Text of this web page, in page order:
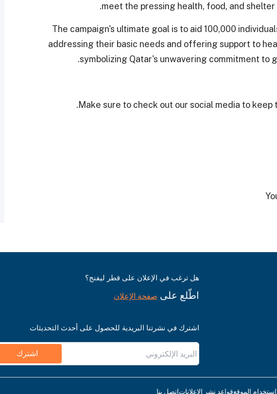
meet the pressing health, food, and shelter
The campaign's ultimate goal is to aid 100,000
addressing their basic needs and offering support to
symbolizing Qatar's unwavering commitment to
Make sure to check out our social media to
هل ترغب في الإعلان على قطر ليفنج؟
اطّلع على صفحة الإعلان
اشترك في نشرتنا البريدية للحصول على أحدث التحديثات
اشترك
الموقعقواعد نشر الإعلاناتاتصل بنا